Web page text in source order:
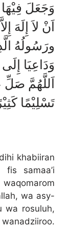
وَجَعَلَ
اَنْ لاَ إِلَهَ
ورَسُولُهُ
وَدَاعِيَا
اَللَّهُمَّ
تَسْلِيْمًا
khabiiran
fis samaa’i
wa asy-
wa rosuluh,
wanadziiroo.